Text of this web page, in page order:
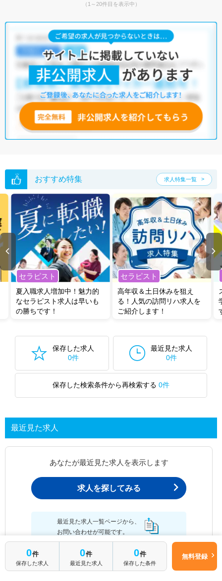
（1～20件目を表示中）
おすすめ特集 求人特集一覧
セラピスト
夏入職求人増加中！魅力的
なセラピスト求人は早いも
の勝ちです！
セラピスト
高年収＆土日休みを狙え
る！人気の訪問リハ求人を
ご紹介します！
保存した求人
0件
最近見た求人
0件
保存した検索条件から再検索する 0件
最近見た求人
あなたが最近見た求人を表示します
求人を探してみる
最近見た求人一覧ページから、
お問い合わせが可能です。
0件
保存した求人
0件
最近見た求人
0件
保存した条件
無料登録